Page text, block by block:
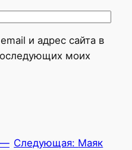
и адрес сайта в
моих
— Следующая: Маяк